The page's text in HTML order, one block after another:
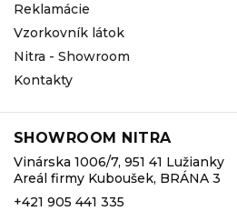
Reklamácie
Vzorkovník látok
Nitra - Showroom
Kontakty
SHOWROOM NITRA
Vinárska 1006/7, 951 41 Lužianky
Areál firmy Kuboušek, BRÁNA 3
+421 905 441 335